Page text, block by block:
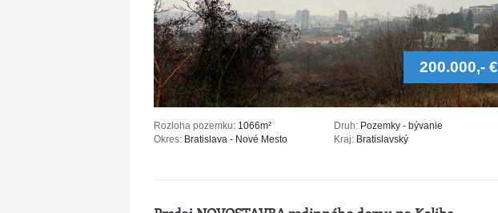
200.000,- €
Rozloha pozemku: 1066m² Druh: Pozemky - bývanie
Okres: Bratislava - Nové Mesto Kraj: Bratislavský